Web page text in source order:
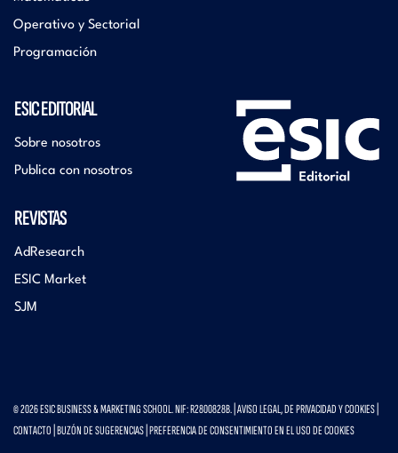
Operativo y Sectorial
Programación
ESIC EDITORIAL
Sobre nosotros
Publica con nosotros
REVISTAS
AdResearch
ESIC Market
SJM
© 2026 ESIC BUSINESS & MARKETING SCHOOL. NIF: R2800828B. | AVISO LEGAL, DE PRIVACIDAD Y COOKIES
CONTACTO BUZÓN DE SUGERENCIAS PREFERENCIA DE CONSENTIMIENTO EN EL USO DE COOKIES